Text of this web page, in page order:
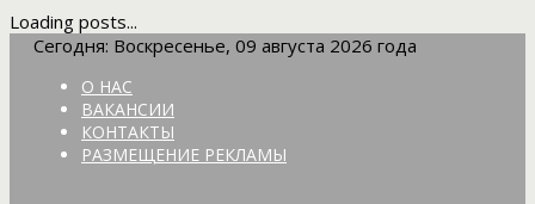
Loading posts...
Сегодня: Воскресенье, 09 августа 2026 года
О НАС
ВАКАНСИИ
КОНТАКТЫ
РАЗМЕЩЕНИЕ РЕКЛАМЫ